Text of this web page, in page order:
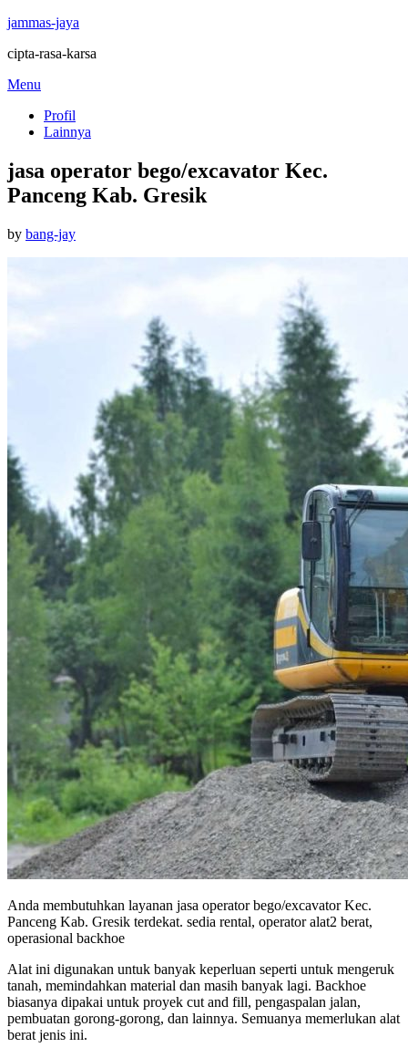
jammas-jaya
cipta-rasa-karsa
Skip
content
Menu
Profil
Lainnya
jasa operator bego/excavator Kec.
Panceng Kab. Gresik
by bang-jayPosted
Anda membutuhkan layanan jasa operator bego/excavator Kec.
Panceng Kab. Gresik terdekat. sedia rental, operator alat2 berat,
operasional backhoe
Alat ini digunakan untuk banyak keperluan seperti untuk mengeruk
tanah, memindahkan material dan masih banyak lagi. Backhoe
biasanya dipakai untuk proyek cut and fill, pengaspalan jalan,
pembuatan gorong-gorong, dan lainnya. Semuanya memerlukan alat
berat jenis ini.